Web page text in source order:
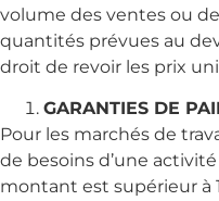
volume des ventes ou
quantités prévues au
droit de revoir les prix
GARANTIES DE
Pour les marchés de
de besoins d’une
montant est supérieur à